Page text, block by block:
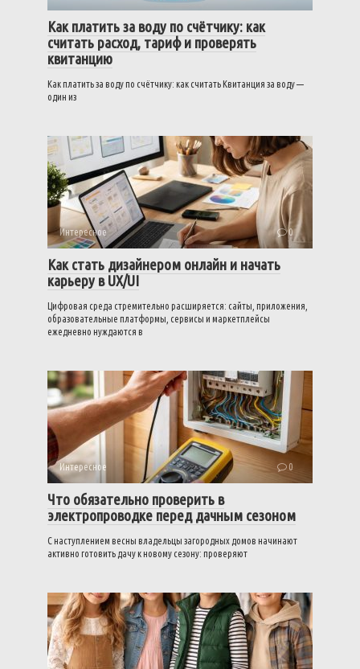
Как платить за воду по счётчику: как
считать расход, тариф и проверять
квитанцию
Как платить за воду по счётчику: как считать Квитанция за воду —
один из
Интересное 0
Как стать дизайнером онлайн и начать
карьеру в UX/UI
Цифровая среда стремительно расширяется: сайты, приложения,
образовательные платформы, сервисы и маркетплейсы
ежедневно нуждаются в
Интересное 0
Что обязательно проверить в
электропроводке перед дачным сезоном
С наступлением весны владельцы загородных домов начинают
активно готовить дачу к новому сезону: проверяют